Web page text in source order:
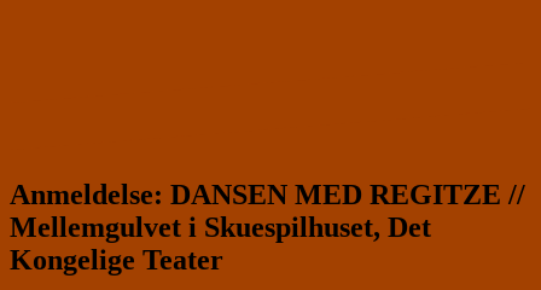
Anmeldelse: DANSEN MED REGITZE //
Mellemgulvet i Skuespilhuset, Det
Kongelige Teater